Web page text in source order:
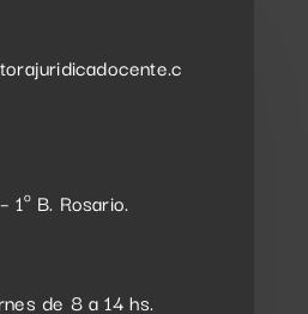
1º B. Rosario.
de 8 a 14 hs.